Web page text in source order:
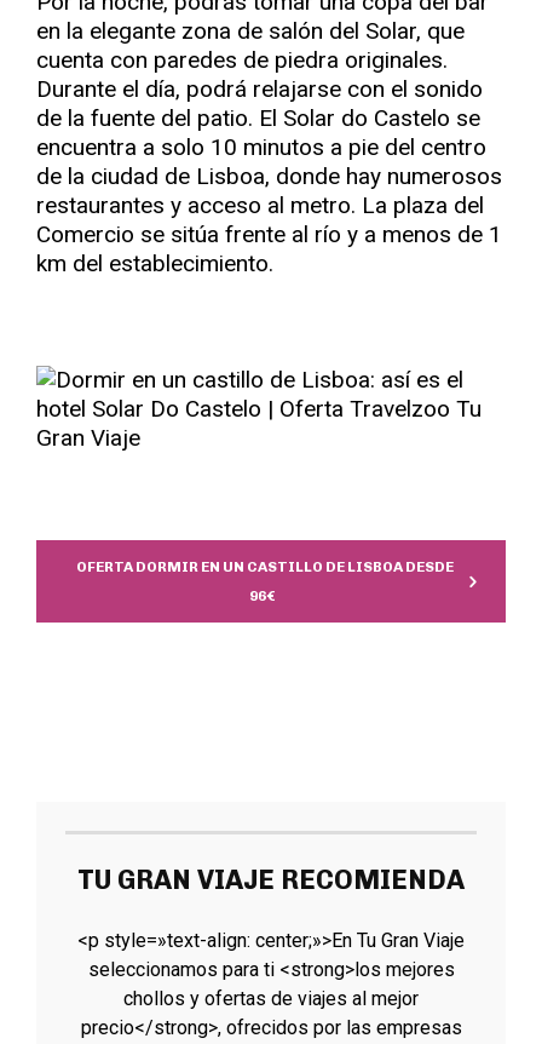
en la elegante zona de salón del Solar, que
cuenta con paredes de piedra originales.
Durante el día, podrá relajarse con el sonido
de la fuente del patio. El Solar do Castelo se
encuentra a solo 10 minutos a pie del centro
de la ciudad de Lisboa, donde hay numerosos
restaurantes y acceso al metro. La plaza del
Comercio se sitúa frente al río y a menos de 1
km del establecimiento.
OFERTA DORMIR EN UN CASTILLO DE LISBOA DESDE
96€
TU GRAN VIAJE RECOMIENDA
<p style=»text-align: center;»>En Tu Gran Viaje
seleccionamos para ti <strong>los mejores
chollos y ofertas de viajes al mejor
precio</strong>, ofrecidos por las empresas